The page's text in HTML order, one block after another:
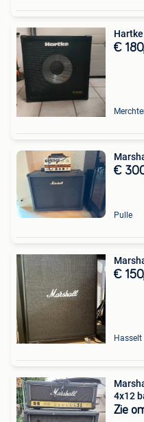
€
€
Pulle
€
Hasselt
4x12
Zie